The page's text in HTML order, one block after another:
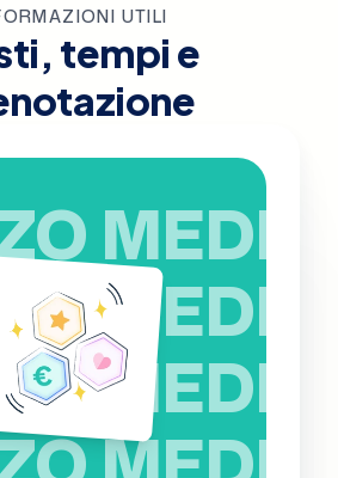
UTILI
tempi e
MEDIO
MEDIO
MEDIO